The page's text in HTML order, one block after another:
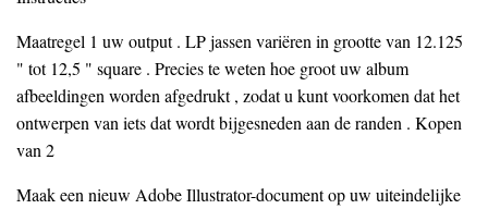
Maatregel 1 uw output . LP jassen variëren in grootte van 12.125
" tot 12,5 " square . Precies te weten hoe groot uw album
afbeeldingen worden afgedrukt , zodat u kunt voorkomen dat het
ontwerpen van iets dat wordt bijgesneden aan de randen . Kopen
van 2
Maak een nieuw Adobe Illustrator-document op uw uiteindelijke